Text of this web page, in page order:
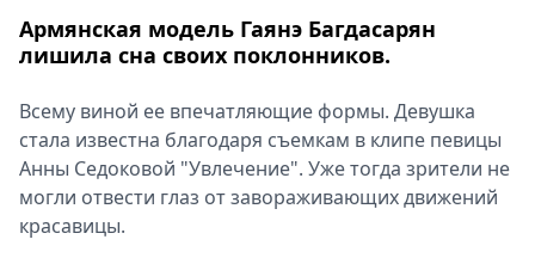
Афиша
Книги
Пресс-
релизы
О
Metro
Армянская модель Гаянэ Багдасарян
лишила сна своих поклонников.
Всему виной ее впечатляющие формы. Девушка
стала известна благодаря съемкам в клипе певицы
Анны Седоковой "Увлечение". Уже тогда зрители не
могли отвести глаз от завораживающих движений
красавицы.